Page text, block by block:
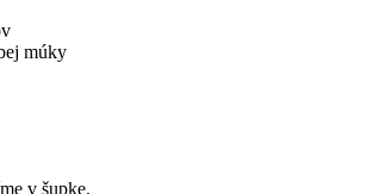
múky
v šupke.